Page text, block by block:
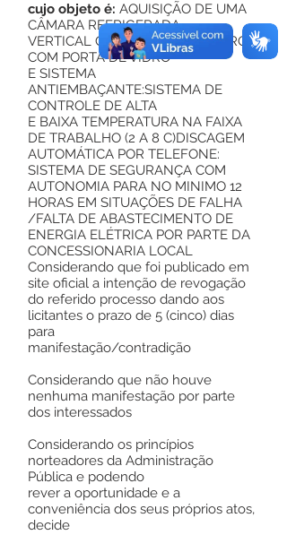
cujo objeto é: AQUISIÇÃO DE UMA
CÂMARA REFRIGERADA
VERTICAL CAPACIDADE 300 LITROS
COM PORTA DE VIDRO
E SISTEMA
ANTIEMBAÇANTE:SISTEMA DE
CONTROLE DE ALTA
E BAIXA TEMPERATURA NA FAIXA
DE TRABALHO (2 A 8 C)DISCAGEM
AUTOMÁTICA POR TELEFONE:
SISTEMA DE SEGURANÇA COM
AUTONOMIA PARA NO MINIMO 12
HORAS EM SITUAÇÕES DE FALHA
/FALTA DE ABASTECIMENTO DE
ENERGIA ELÉTRICA POR PARTE DA
CONCESSIONARIA LOCAL
Considerando que foi publicado em
site oficial a intenção de revogação
do referido processo dando aos
licitantes o prazo de 5 (cinco) dias
para
manifestação/contradição
Considerando que não houve
nenhuma manifestação por parte
dos interessados
Considerando os princípios
norteadores da Administração
Pública e podendo
rever a oportunidade e a
conveniência dos seus próprios atos,
decide